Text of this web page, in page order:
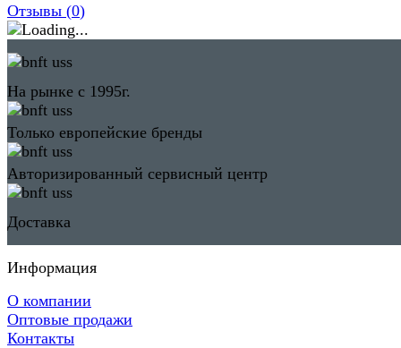
Отзывы (0)
На рынке с 1995г.
Только европейские бренды
Авторизированный сервисный центр
Доставка
Информация
О компании
Оптовые продажи
Контакты